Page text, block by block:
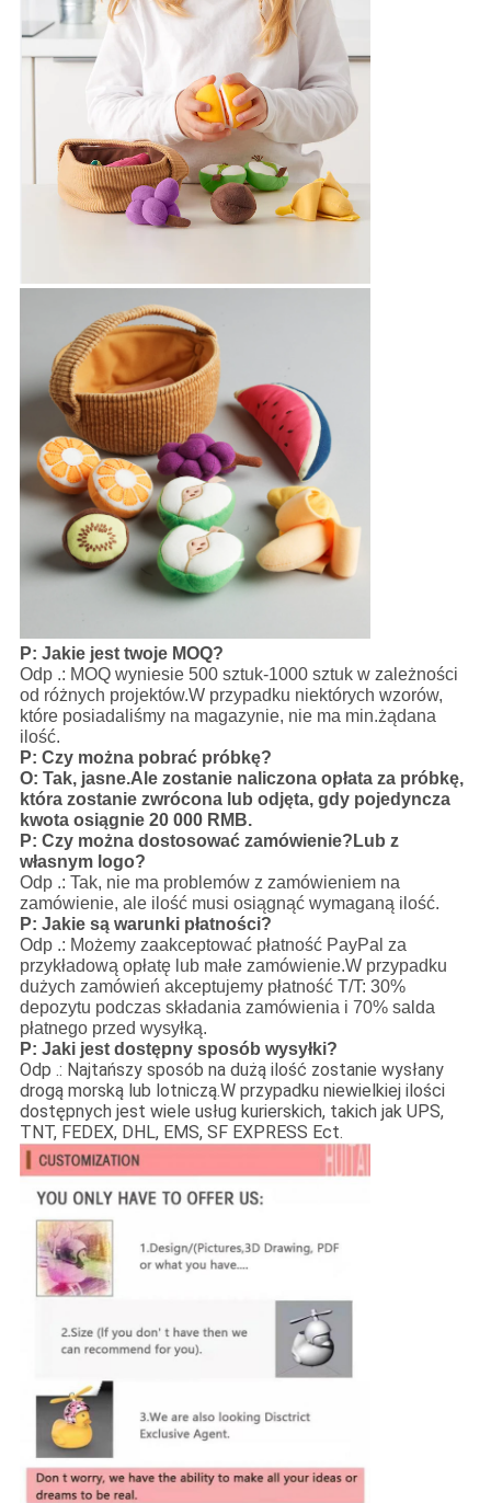
P: Jakie jest twoje MOQ?
Odp .: MOQ wyniesie 500 sztuk-1000 sztuk w zależności
od różnych projektów.W przypadku niektórych wzorów,
które posiadaliśmy na magazynie, nie ma min.żądana
ilość.
P: Czy można pobrać próbkę?
O: Tak, jasne.Ale zostanie naliczona opłata za próbkę,
która zostanie zwrócona lub odjęta, gdy pojedyncza
kwota osiągnie 20 000 RMB.
P: Czy można dostosować zamówienie?Lub z
własnym logo?
Odp .: Tak, nie ma problemów z zamówieniem na
zamówienie, ale ilość musi osiągnąć wymaganą ilość.
P: Jakie są warunki płatności?
Odp .: Możemy zaakceptować płatność PayPal za
przykładową opłatę lub małe zamówienie.W przypadku
dużych zamówień akceptujemy płatność T/T: 30%
depozytu podczas składania zamówienia i 70% salda
płatnego przed wysyłką.
P: Jaki jest dostępny sposób wysyłki?
Odp .: Najtańszy sposób na dużą ilość zostanie wysłany
drogą morską lub lotniczą.W przypadku niewielkiej ilości
dostępnych jest wiele usług kurierskich, takich jak UPS,
TNT, FEDEX, DHL, EMS, SF EXPRESS Ect.